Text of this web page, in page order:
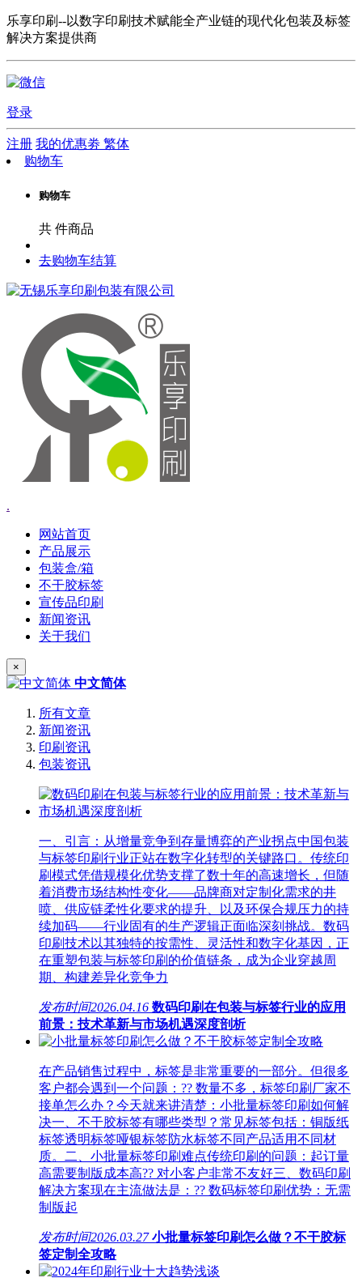
乐享印刷--以数字印刷技术赋能全产业链的现代化包装及标签
解决方案提供商
登录
注册 我的优惠劵 繁体
购物车
购物车
共 件商品
去购物车结算
.
网站首页
产品展示
包装盒/箱
不干胶标签
宣传品印刷
新闻资讯
关于我们
×
中文简体
所有文章
新闻资讯
印刷资讯
包装资讯
一、引言：从增量竞争到存量博弈的产业拐点中国包装
与标签印刷行业正站在数字化转型的关键路口。传统印
刷模式凭借规模化优势支撑了数十年的高速增长，但随
着消费市场结构性变化——品牌商对定制化需求的井
喷、供应链柔性化要求的提升、以及环保合规压力的持
续加码——行业固有的生产逻辑正面临深刻挑战。数码
印刷技术以其独特的按需性、灵活性和数字化基因，正
在重塑包装与标签印刷的价值链条，成为企业穿越周
期、构建差异化竞争力
发布时间2026.04.16 数码印刷在包装与标签行业的应用
前景：技术革新与市场机遇深度剖析
在产品销售过程中，标签是非常重要的一部分。但很多
客户都会遇到一个问题：?? 数量不多，标签印刷厂家不
接单怎么办？今天就来讲清楚：小批量标签印刷如何解
决一、不干胶标签有哪些类型？常见标签包括：铜版纸
标签透明标签哑银标签防水标签不同产品适用不同材
质。二、小批量标签印刷难点传统印刷的问题：起订量
高需要制版成本高?? 对小客户非常不友好三、数码印刷
解决方案现在主流做法是：?? 数码标签印刷优势：无需
制版起
发布时间2026.03.27 小批量标签印刷怎么做？不干胶标
签定制全攻略